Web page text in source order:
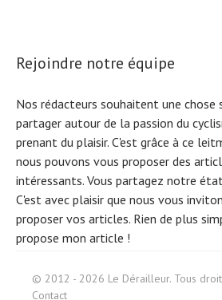
Rejoindre notre équipe
Nos rédacteurs souhaitent une chose
partager autour de la passion du
prenant du plaisir. C'est grâce à ce
nous pouvons vous proposer des
intéressants. Vous partagez notre
C'est avec plaisir que nous vous
proposer vos articles. Rien de plus
propose mon article !
© 2012 - 2026 Le Dérailleur. Tous
Contact
or: